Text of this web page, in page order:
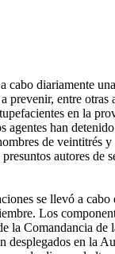
cabo diariamente
prevenir, entre
en la
agentes han
de veintitrés
autores de
se llevó a
Los
la Comandancia
desplegados en la